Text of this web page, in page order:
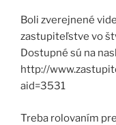
Boli zverejnené
zastupiteľstve vo
Dostupné sú na
http://
aid=3531
Treba rolovaním